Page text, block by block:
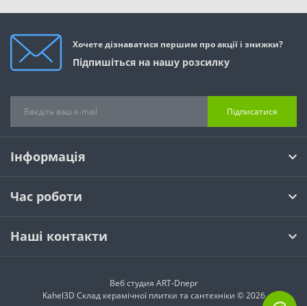
Хочете дізнаватися першим про акції і знижки?
Підпишіться на нашу розсилку
Підписатися
Інформація
Час роботи
Наші контакти
Веб студия ART-Dnepr
Kahel3D Склад керамічної плитки та сантехніки © 2026